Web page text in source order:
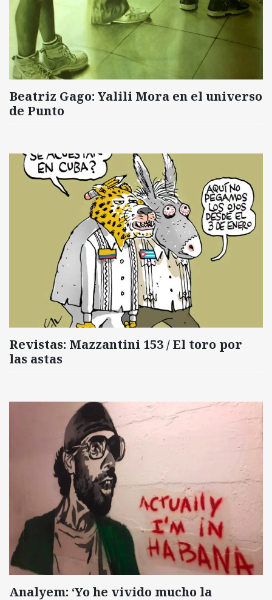
Beatriz Gago: Yalili Mora en el universo
de Punto
Revistas: Mazzantini 153 / El toro por
las astas
Analyem: ‘Yo he vivido mucho la